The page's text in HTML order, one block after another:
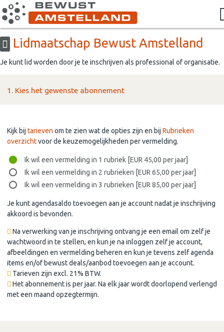
Lidmaatschap Bewust Amstelland
Je kunt lid worden door je te inschrijven als professional of organisatie.
1. Kies het gewenste abonnement
Kijk bij tarieven om te zien wat de opties zijn en bij Rubrieken
overzichtvoor de keuzemogelijkheden per vermelding.
Ik wil een vermelding in 1 rubriek [EUR 45,00 per jaar]
Ik wil een vermelding in 2 rubrieken [EUR 65,00 per jaar]
Ik wil een vermelding in 3 rubrieken [EUR 85,00 per jaar]
Je kunt agendasaldo toevoegen aan je account nadat je inschrijving
akkoord is bevonden.
Na verwerking van je inschrijving ontvang je een email om zelf je
wachtwoord in te stellen, en kun je na inloggen zelf je account,
afbeeldingen en vermelding beheren en kun je tevens zelf agenda
items en/of bewust deals/aanbod toevoegen aan je account.
Tarieven zijn excl. 21% BTW.
Het abonnement is per jaar. Na elk jaar wordt doorlopend verlengd
met een maand opzegtermijn.